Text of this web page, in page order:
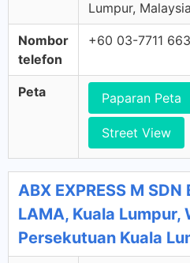
Lumpur, Malaysia
Nombor
telefon
+60 03-7711
Peta Paparan Peta
Street View
ABX EXPRESS M
LAMA, Kuala Lumpur,
Persekutuan Kuala